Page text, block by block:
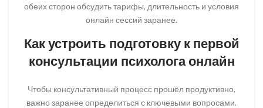
обеих сторон обсудить тарифы, длительность и условия
онлайн сессий заранее.
Как устроить подготовку к первой
консультации психолога онлайн
Чтобы консультативный процесс прошёл продуктивно,
важно заранее определиться с ключевыми вопросами.